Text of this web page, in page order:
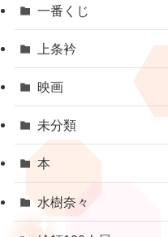
一番くじ
上条衿
映画
未分類
本
水樹奈々